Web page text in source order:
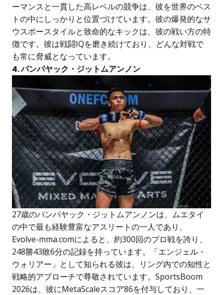
ーマンスと一貫した高レベルの競争は、彼を世界のベス
トの中にしっかりと位置づけています。彼の爆発的なサ
ウスポースタイルと致命的なキックは、彼の戦い方の特
徴です。彼は戦闘IQを磨き続けており、どんな対戦で
も常に脅威となっています。
4. パンパヤック・ジットムアンノン
27歳のパンパヤック・ジットムアンノンは、ムエタイ
の中で最も経験豊富なアスリートの一人であり、
Evolve-mma.comによると、約300回のプロ戦を誇り、
248勝43敗6分の記録を持っています。「エンジェル・
ウォリアー」として知られる彼は、リング内での知性と
戦略的アプローチで尊敬されています。SportsBoom
2026は、彼にMetaScaleスコア86を付与しており、一